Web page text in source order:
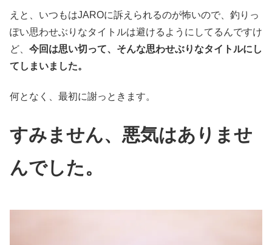
えと、いつもはJAROに訴えられるのが怖いので、釣りっ
ぽい思わせぶりなタイトルは避けるようにしてるんですけ
ど、 今回は思い切って、そんな思わせぶりなタイトルにし
てしまいました。
何となく、最初に謝っときます。
すみません、悪気はありませ
んでした。